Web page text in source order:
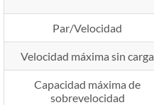
Par/Velocidad
Velocidad máxima sin carga
Capacidad máxima de
sobrevelocidad